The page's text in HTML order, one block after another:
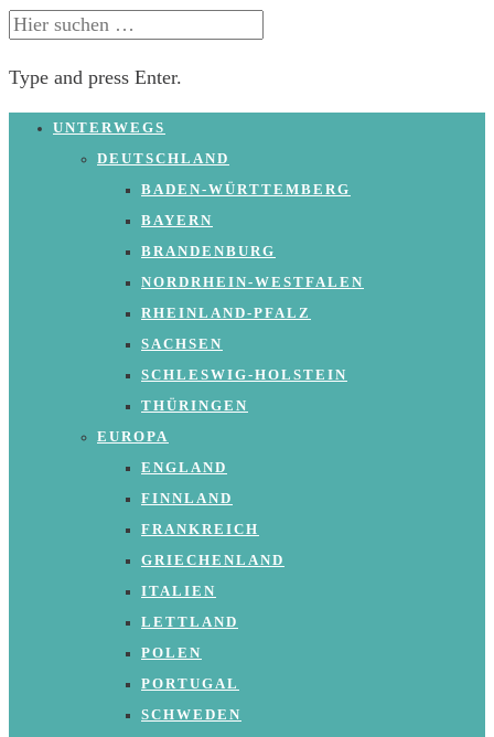
SUCHE
Type and press Enter.
Skip
UNTERWEGS
DEUTSCHLAND
BADEN-WÜRTTEMBERG
BAYERN
BRANDENBURG
NORDRHEIN-WESTFALEN
RHEINLAND-PFALZ
SACHSEN
SCHLESWIG-HOLSTEIN
THÜRINGEN
EUROPA
ENGLAND
FINNLAND
FRANKREICH
GRIECHENLAND
ITALIEN
LETTLAND
POLEN
PORTUGAL
SCHWEDEN